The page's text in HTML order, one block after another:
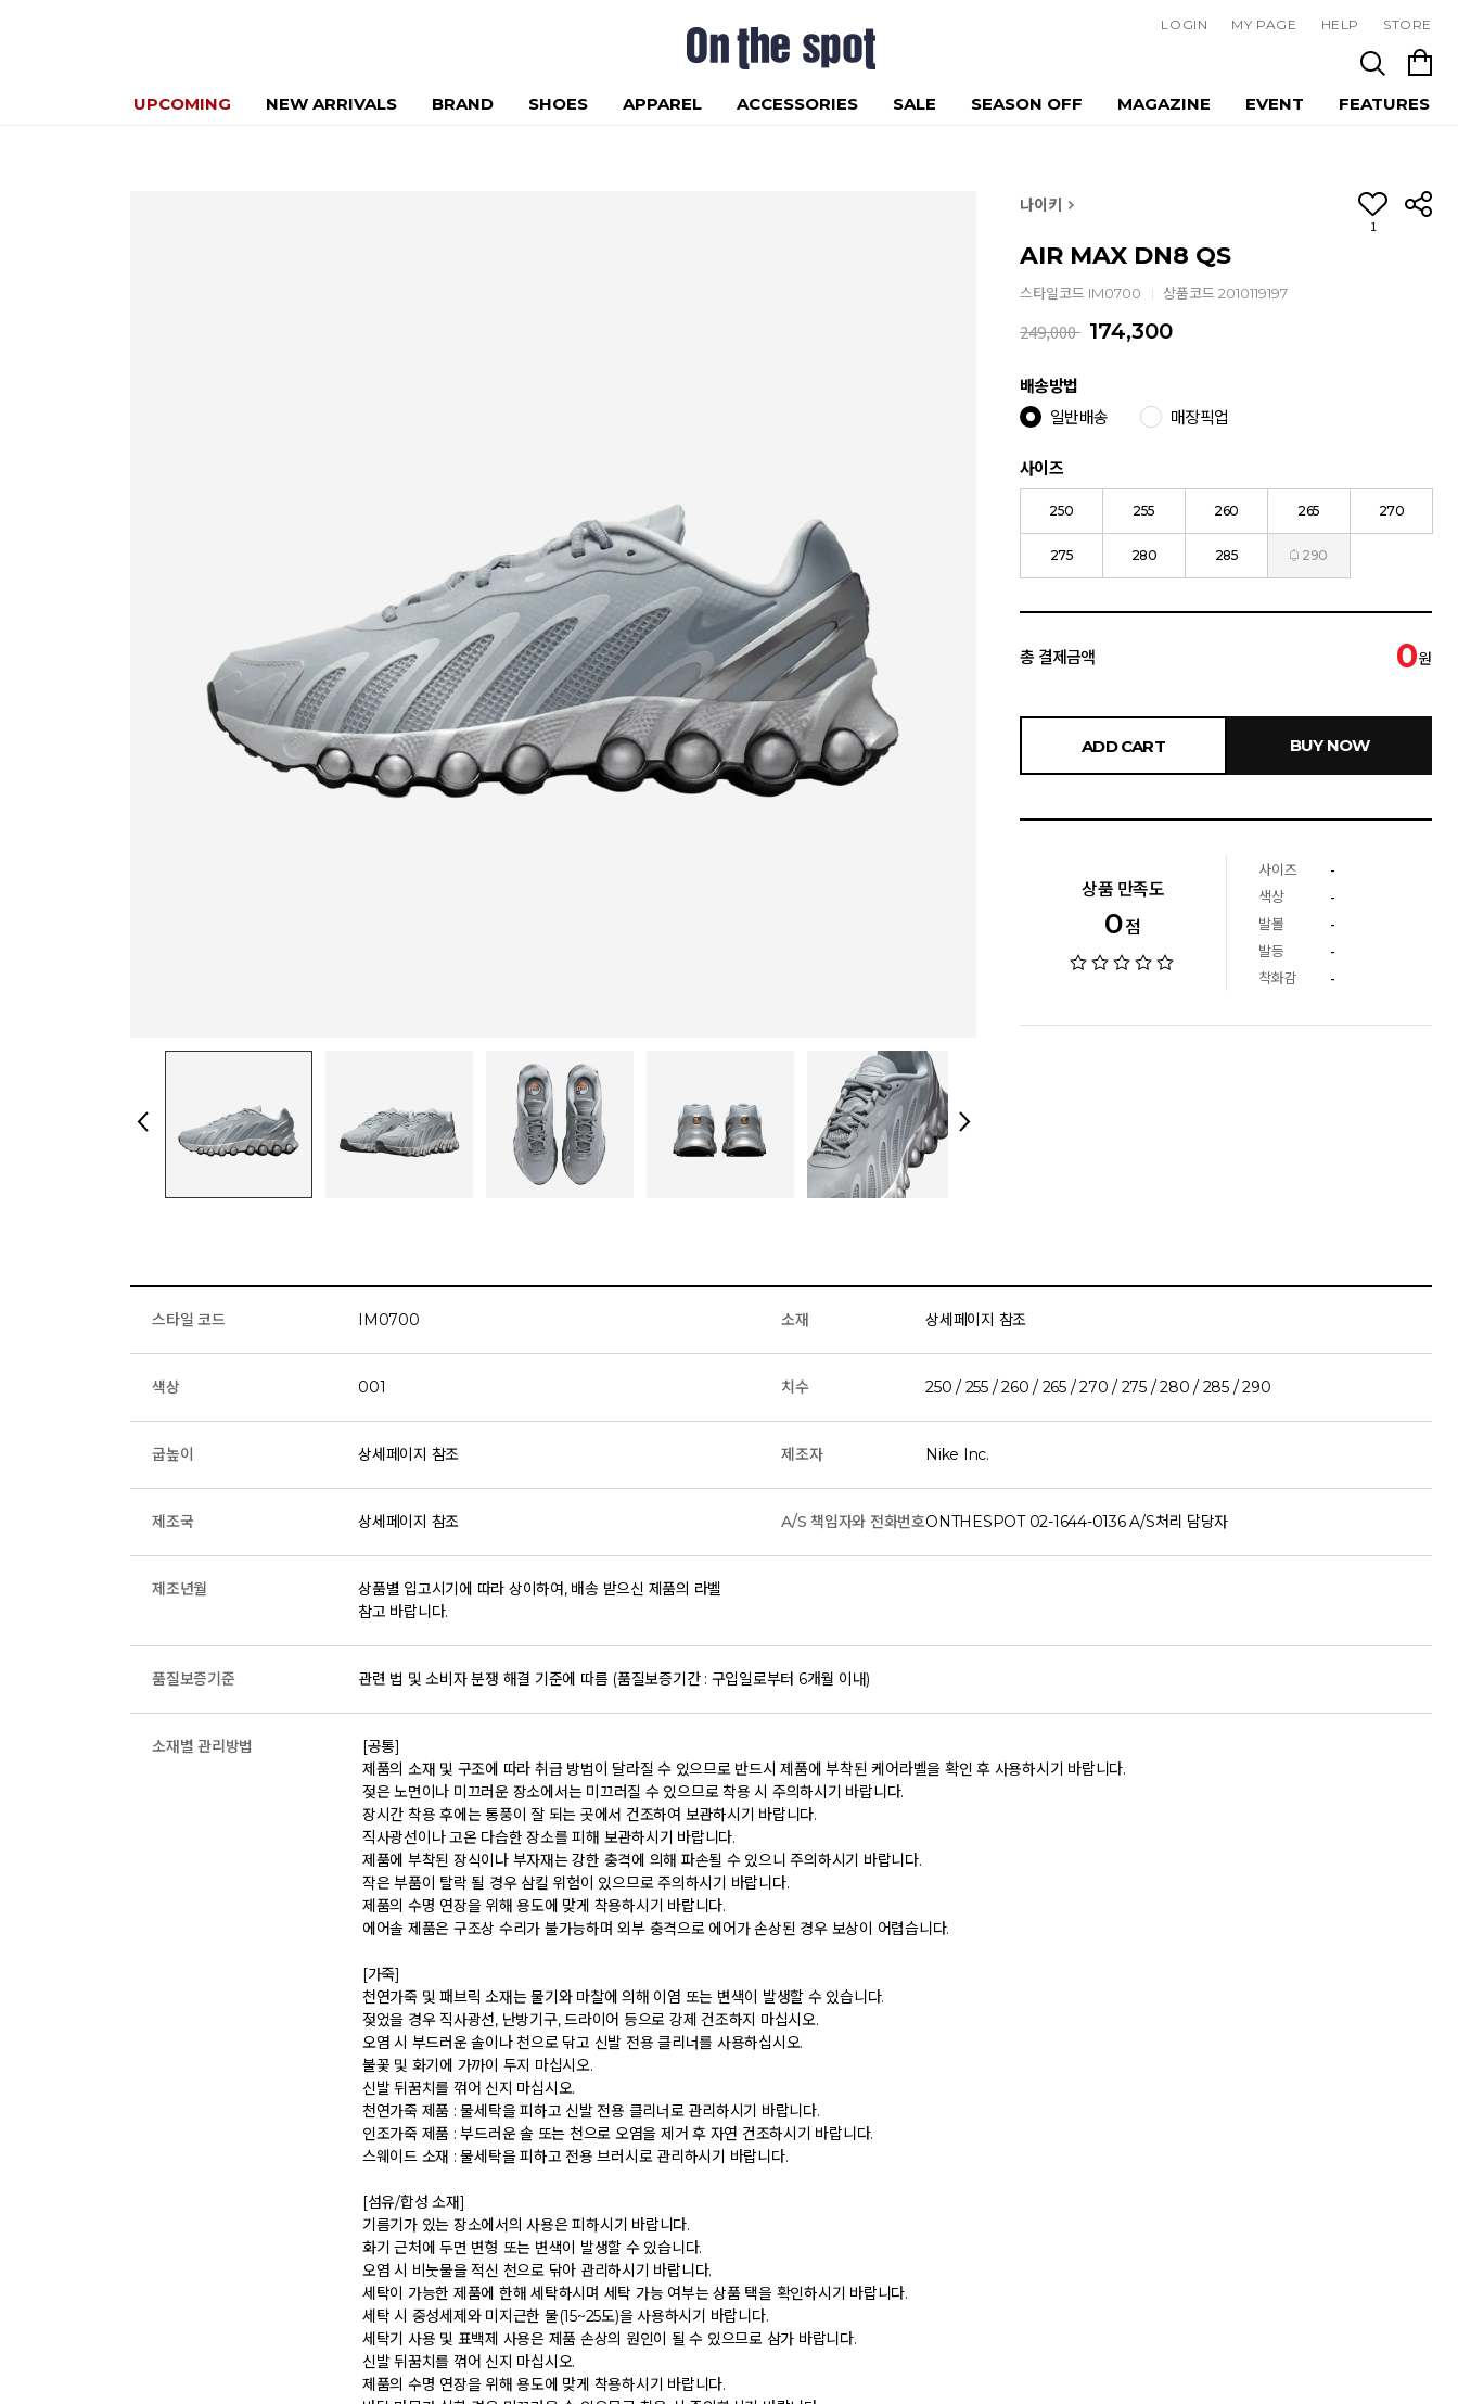
LOGIN MY PAGE HELP STORE
UPCOMING NEW ARRIVALS BRAND SHOES APPAREL ACCESSORIES SALE SEASON OFF MAGAZINE EVENT FEATURES
나이키
1
AIR MAX DN8 QS
스타일코드 IM0700 상품코드 2010119197
249,000 174,300
배송방법
일반배송 매장픽업
사이즈
250 255 260 265 270
275 280 285 290
총 결제금액 0원
ADD CART BUY NOW
상품 만족도
0점
사이즈
-
색상
-
발볼
-
발등
-
착화감
-
스타일 코드 IM0700 소재 상세페이지 참조
색상 001 치수 250 / 255 / 260 / 265 / 270 / 275 / 280 / 285 / 290
굽높이 상세페이지 참조 제조자 Nike Inc.
제조국 상세페이지 참조 A/S 책임자와 전화번호ONTHESPOT 02-1644-0136 A/S처리 담당자
제조년월
상품별 입고시기에 따라 상이하여, 배송 받으신 제품의 라벨
참고 바랍니다.
품질보증기준 관련 법 및 소비자 분쟁 해결 기준에 따름 (품질보증기간 : 구입일로부터 6개월 이내)
소재별 관리방법